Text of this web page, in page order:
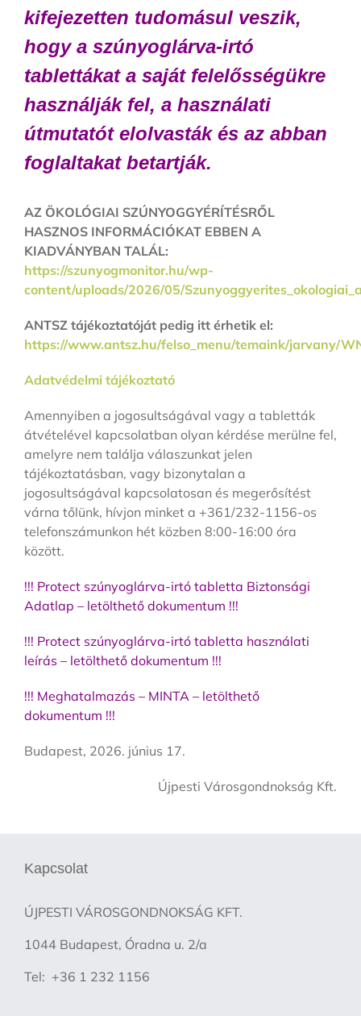
kifejezetten tudomásul veszik,
hogy a szúnyoglárva-irtó
tablettákat a saját felelősségükre
használják fel, a használati
útmutatót elolvasták és az abban
foglaltakat betartják.
AZ ÖKOLÓGIAI SZÚNYOGGYÉRÍTÉSRŐL
HASZNOS INFORMÁCIÓKAT EBBEN A
KIADVÁNYBAN TALÁL:
https://szunyogmonitor.hu/wp-
content/uploads/2026/05/
ANTSZ tájékoztatóját pedig itt érhetik el:
https://www.antsz.hu/felso_menu/temaink/jarvany/
Adatvédelmi tájékoztató
Amennyiben a jogosultságával vagy a tabletták
átvételével kapcsolatban olyan kérdése merülne fel,
amelyre nem találja válaszunkat jelen
tájékoztatásban, vagy bizonytalan a
jogosultságával kapcsolatosan és megerősítést
várna tőlünk, hívjon minket a +361/232-1156-os
telefonszámunkon hét közben 8:00-16:00 óra
között.
!!! Protect szúnyoglárva-irtó tabletta Biztonsági
Adatlap – letölthető dokumentum !!!
!!! Protect szúnyoglárva-irtó tabletta használati
leírás – letölthető dokumentum !!!
!!! Meghatalmazás – MINTA – letölthető
dokumentum !!!
Budapest, 2026. június 17.
Újpesti Városgondnokság Kft.
Kapcsolat
ÚJPESTI VÁROSGONDNOKSÁG KFT.
1044 Budapest, Óradna u. 2/a
Tel: +36 1 232 1156